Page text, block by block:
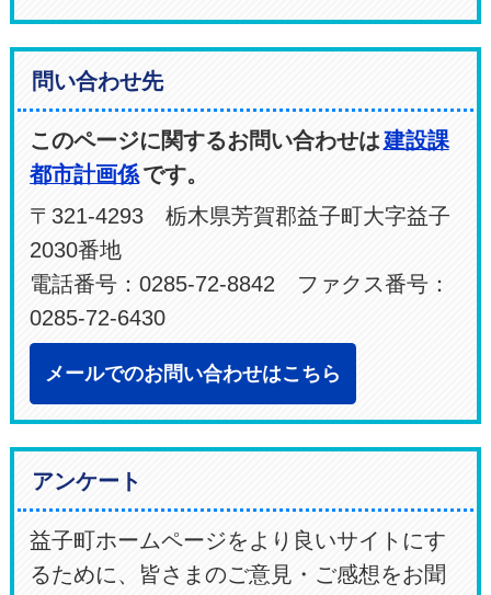
問い合わせ先
このページに関するお問い合わせは建設課
都市計画係です。
〒321-4293 栃木県芳賀郡益子町大字益子
2030番地
電話番号：0285-72-8842 ファクス番号：
0285-72-6430
メールでのお問い合わせはこちら
アンケート
益子町ホームページをより良いサイトにす
るために、皆さまのご意見・ご感想をお聞